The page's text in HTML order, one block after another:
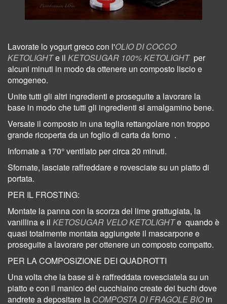
Lavorate lo yogurt greco con l'OLIO DI COCCO
KETOLIGHTe il KETOSUGAR 100% KETOLIGHT per
alcuni minuti in modo da ottenere un composto liscio e
omogeneo.
Unite tutti gli altri ingredienti e proseguite a lavorare la
base in modo che tutti gli ingredienti si amalgamino bene.
Versate il composto in una teglia rettangolare non troppo
grande ricoperta da un foglio di carta da forno .
Infornate a 170° ventilato per circa 20 minuti.
Sfornate, lasciate raffreddare e rovesciate su un piatto di
portata.
PER IL FROSTING:
Montate la panna con la scorza del lime grattugiata, la
vanillina e il KETOSUGAR VELO KETOLIGHTe quando è
quasi totalmente montata aggiungete il mascarpone e
proseguite a lavorare per ottenere un composto compatto.
PER LA COMPOSIZIONE DEI QUADROTTI
Una volta che la base si è raffreddata rovesciatela su un
piatto e con il manico del cucchiaino create dei buchi dove
andrete a depositare la COMPOSTA DI FRAGOLE BIOin